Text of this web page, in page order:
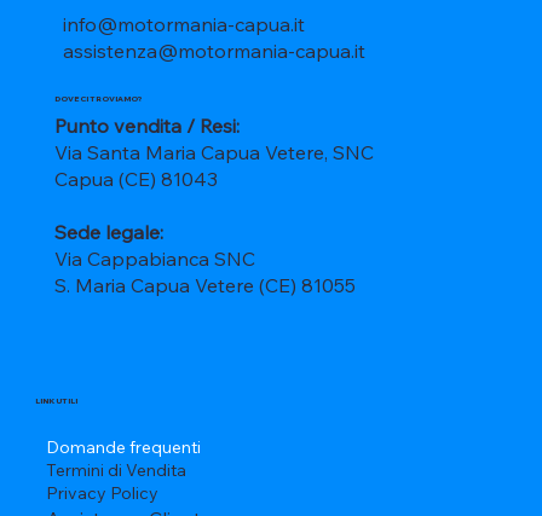
info@motormania-capua.it
assistenza@motormania-capua.it
DOVE CI TROVIAMO?
Punto vendita / Resi:
Via Santa Maria Capua Vetere, SNC
Capua (CE) 81043
Sede legale:
Via Cappabianca SNC
S. Maria Capua Vetere (CE) 81055
LINK UTILI
Domande frequenti
Termini di Vendita
Privacy Policy